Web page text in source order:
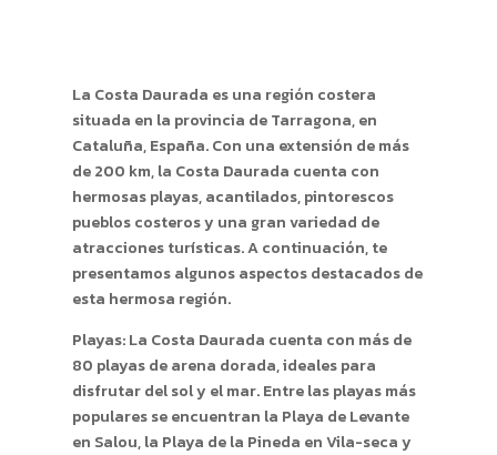
La Costa Daurada es una región costera
situada en la provincia de Tarragona, en
Cataluña, España. Con una extensión de más
de 200 km, la Costa Daurada cuenta con
hermosas playas, acantilados, pintorescos
pueblos costeros y una gran variedad de
atracciones turísticas. A continuación, te
presentamos algunos aspectos destacados de
esta hermosa región.
Playas: La Costa Daurada cuenta con más de
80 playas de arena dorada, ideales para
disfrutar del sol y el mar. Entre las playas más
populares se encuentran la Playa de Levante
en Salou, la Playa de la Pineda en Vila-seca y